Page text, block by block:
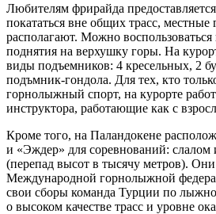
Любителям фрирайда
покататься вне общих трасс, местные
располагают. Можно воспользоваться
поднятия на верхушку горы. На
виды подъемников: 4 кресельных, 2
подъмник-гондола. Для тех, кто
горнолыжный спорт, на курорте
инструктора, работающие как с
Кроме того, на Паландокене
и «Эждер» для соревнований: слалом
(перепад высот в тысячу метров).
Международной горнолыжной
свои сборы команда Турции по
о высоком качестве трасс и уровне